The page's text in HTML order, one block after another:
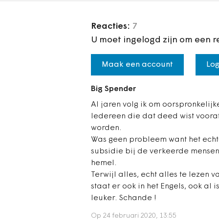
Reacties: 7
U moet ingelogd zijn om een
Maak een account
Big Spender
Al jaren volg ik om
Iedereen die dat deed wist
worden.
Was geen probleem want het
subsidie bij de verkeerde
hemel.
Terwijl alles, echt alles te lezen
staat er ook in het Engels, ook al
leuker. Schande !
Op 24 februari 2020, 13:55